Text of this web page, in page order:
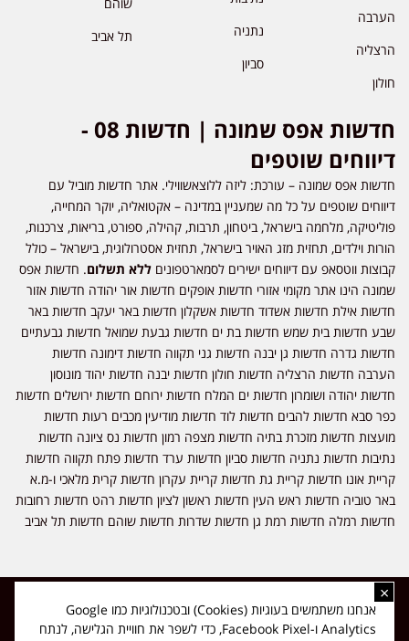
הערבה
הרצליה
חולון
נתניה
סביון
תל אביב
חדשות אפס שמונה | חדשות 08 -
דיווחים שוטפים
חדשות אפס שמונה – עורכת: ליזה ללוצאשווילי. אתר חדשות מוביל עם
דיווחים שוטפים על כל מה שמעניין במדינה – אקטואליה, יוקר המחייה,
פוליטיקה, מלחמה בישראל, ביטחון, תרבות, קהילה, ספורט, בריאות, צרכנות,
הורות וילדים, תחזית מזג האויר בישראל, תחזית אסטרולוגית, בישראל – כולל
קבוצות ווטסאפ עם דיווחים ישירים לסמארטפונים ללא תשלום. חדשות אפס
שמונה הינו אתר מקומי אזורי חדשות אופקים חדשות אור יהודה חדשות אזור
חדשות אילת חדשות אשדוד חדשות אשקלון חדשות באר יעקב חדשות באר
שבע חדשות בית שמש חדשות בת ים חדשות גבעת שמואל חדשות גבעתיים
חדשות גדרה חדשות גן יבנה חדשות גני תקווה חדשות דימונה חדשות
הערבה חדשות הרצליה חדשות חולון חדשות יבנה חדשות יהוד מונוסון
חדשות יהודה ושומרון חדשות ים המלח חדשות ירוחם חדשות ירושלים חדשות
כפר סבא חדשות להבים חדשות לוד חדשות מודיעין מכבים רעות חדשות
מועצות חדשות מזכרת בתיה חדשות מצפה רמון חדשות נס ציונה חדשות
נתיבות חדשות נתניה חדשות סביון חדשות ערד חדשות פתח תקווה חדשות
קריית אונו חדשות קריית גת חדשות קריית עקרון חדשות קרית מלאכי ו-מ.א
באר טוביה חדשות ראש העין חדשות ראשון לציון חדשות רהט חדשות רחובות
חדשות רמלה חדשות רמת גן חדשות שדרות חדשות שוהם חדשות תל אביב
כל הזכויות שמורות ל-ליזה ללוצאשווילי - חדשות אפס שמונה - דיווחים בזמן
אמת, נוסד בשנת 2019 | טל' לפרסומים 054-9759222 מייל מערכת
news08.net@gmail.com
×
אנחנו משתמשים בעוגיות (Cookies) ובטכנולוגיות כמו Google
Analytics ו-Facebook Pixel, כדי לשפר את חוויית הגלישה, לנתח